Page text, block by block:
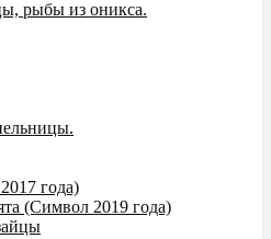
рыбы из оникса.
года)
(Символ 2019 года)